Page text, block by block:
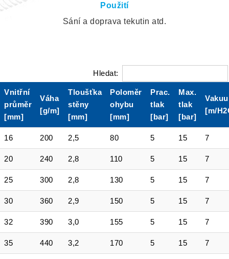
Použití
Sání a doprava tekutin atd.
Hledat:
Vnitřní
průměr
[mm]
Váha
[g/m]
Tloušťka
stěny
[mm]
Poloměr
ohybu
[mm]
Prac.
tlak
[bar]
Max.
tlak
[bar]
[m/
16 200 2,5 80 5 15 7
20 240 2,8 110 5 15 7
25 300 2,8 130 5 15 7
30 360 2,9 150 5 15 7
32 390 3,0 155 5 15 7
35 440 3,2 170 5 15 7